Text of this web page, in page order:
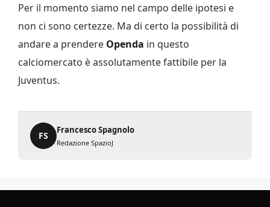
Per il momento siamo nel campo delle ipotesi e
non ci sono certezze. Ma di certo la possibilità di
andare a prendere Openda in questo
calciomercato è assolutamente fattibile per la
Juventus.
FS
Francesco Spagnolo
Redazione SpazioJ